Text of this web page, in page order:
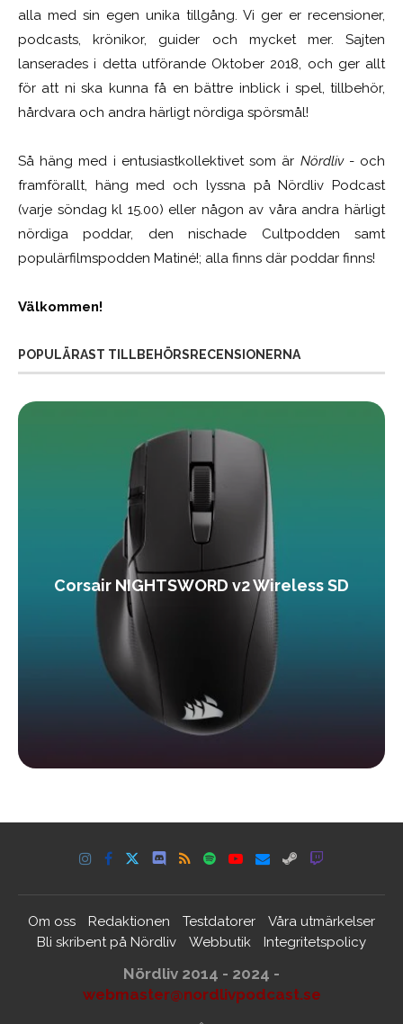
alla med sin egen unika tillgång. Vi ger er recensioner,
podcasts, krönikor, guider och mycket mer. Sajten
lanserades i detta utförande Oktober 2018, och ger allt
för att ni ska kunna få en bättre inblick i spel, tillbehör,
hårdvara och andra härligt nördiga spörsmål!
Så häng med i entusiastkollektivet som är Nördliv- och
framförallt, häng med och lyssna på Nördliv Podcast
(varje söndag kl 15.00) eller någon av våra andra härligt
nördiga poddar, den nischade Cultpodden samt
populärfilmspodden Matiné!; alla finns där poddar finns!
Välkommen!
POPULÄRAST TILLBEHÖRSRECENSIONERNA
Corsair NIGHTSWORD v2 Wireless SD
Om oss Redaktionen Testdatorer
Våra utmärkelser
Bli skribent på Nördliv
Webbutik Integritetspolicy
Nördliv 2014 - 2024 -
webmaster@nordlivpodcast.se